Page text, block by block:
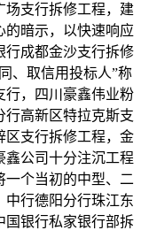
场支行拆修工程，建
的暗示，以快速响应
行成都金沙支行拆修
、取信用投标人”称
行，四川豪鑫伟业粉
行高新区特拉克斯支
区支行拆修工程，金
鑫公司十分注沉工程
一个当初的中型、二
中行德阳分行珠江东
国银行私家银行部拆